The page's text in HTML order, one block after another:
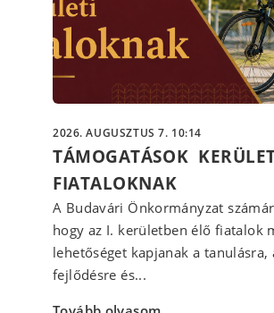
2026. AUGUSZTUS 7. 10:14
TÁMOGATÁSOK
FIATALOKNAK
A Budavári Önkormányzat
hogy az I. kerületben élő fiatalok
lehetőséget kapjanak a tanulásra,
fejlődésre és...